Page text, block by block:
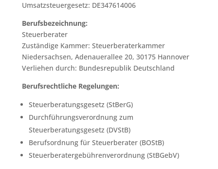
Umsatzsteuergesetz: DE347614006
Berufsbezeichnung:
Steuerberater
Zuständige Kammer: Steuerberaterkammer
Niedersachsen, Adenauerallee 20, 30175 Hannover
Verliehen durch: Bundesrepublik Deutschland
Berufsrechtliche Regelungen:
Steuerberatungsgesetz (StBerG)
Durchführungsverordnung zum
Steuerberatungsgesetz (DVStB)
Berufsordnung für Steuerberater (BOStB)
Steuerberatergebührenverordnung (StBGebV)